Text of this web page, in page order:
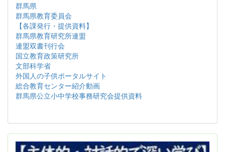
群馬県
群馬県教育委員会
【各課発行・提供資料】
群馬県教育研究所連盟
連盟双書刊行会
国立教育政策研究所
文部科学省
外国人の子供ポータルサイト
総合教育センター紹介動画
群馬県公立小中学校事務研究会提供資料